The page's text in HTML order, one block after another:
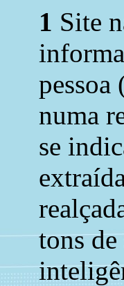
1 Site
numa
se
tons